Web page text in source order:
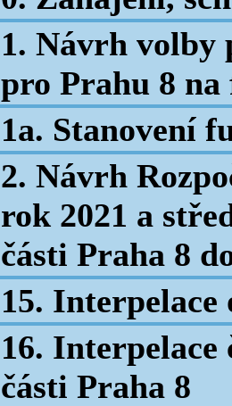
1. Návrh volby
pro Prahu 8 na
1a. Stanovení
2. Návrh
rok 2021 a
části Praha 8
15. Interpelace
16. Interpelace
části Praha 8